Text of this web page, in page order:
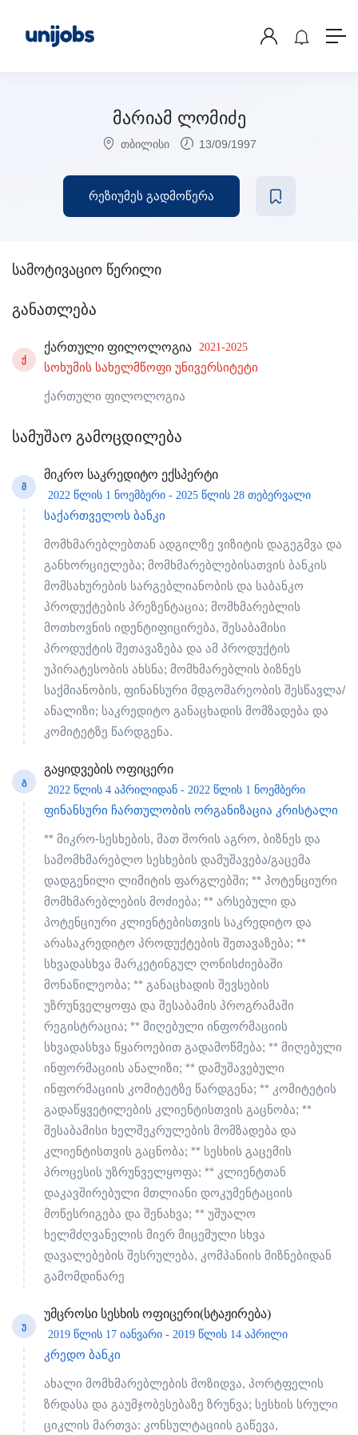
მარიამ ლომიძე
თბილისი 13/09/1997
რეზიუმეს გადმოწერა
სამოტივაციო წერილი
განათლება
Ქ
ქართული ფილოლოგია 2021-2025
სოხუმის სახელმწოფი უნივერსიტეტი
ქართული ფილოლოგია
სამუშაო გამოცდილება
Მ
მიკრო საკრედიტო ექსპერტი
2022 წლის 1 ნოემბერი - 2025 წლის 28 თებერვალი
საქართველოს ბანკი
მომხმარებლებთან ადგილზე ვიზიტის დაგეგმვა და
განხორციელება; მომხმარებლებისათვის ბანკის
მომსახურების სარგებლიანობის და საბანკო
პროდუქტების პრეზენტაცია; მომხმარებლის
მოთხოვნის იდენტიფიცირება, შესაბამისი
პროდუქტის შეთავაზება და ამ პროდუქტის
უპირატესობის ახსნა; მომხმარებლის ბიზნეს
საქმიანობის, ფინანსური მდგომარეობის შესწავლა/
ანალიზი; საკრედიტო განაცხადის მომზადება და
კომიტეტზე წარდგენა.
Გ
გაყიდვების ოფიცერი
2022 წლის 4 აპრილიდან - 2022 წლის 1 ნოემბერი
ფინანსური ჩართულობის ორგანიზაცია კრისტალი
** მიკრო-სესხების, მათ შორის აგრო, ბიზნეს და
სამომხმარებლო სესხების დამუშავება/გაცემა
დადგენილი ლიმიტის ფარგლებში; ** პოტენციური
მომხმარებლების მოძიება; ** არსებული და
პოტენციური კლიენტებისთვის საკრედიტო და
არასაკრედიტო პროდუქტების შეთავაზება; **
სხვადასხვა მარკეტინგულ ღონისძიებაში
მონაწილეობა; ** განაცხადის შევსების
უზრუნველყოფა და შესაბამის პროგრამაში
რეგისტრაცია; ** მიღებული ინფორმაციის
სხვადასხვა წყაროებით გადამოწმება; ** მიღებული
ინფორმაციის ანალიზი; ** დამუშავებული
ინფორმაციის კომიტეტზე წარდგენა; ** კომიტეტის
გადაწყვეტილების კლიენტისთვის გაცნობა; **
შესაბამისი ხელშეკრულების მომზადება და
კლიენტისთვის გაცნობა; ** სესხის გაცემის
პროცესის უზრუნველყოფა; ** კლიენტთან
დაკავშირებული მთლიანი დოკუმენტაციის
მოწესრიგება და შენახვა; ** უშუალო
ხელმძღვანელის მიერ მიცემული სხვა
დავალებების შესრულება, კომპანიის მიზნებიდან
გამომდინარე
Უ
უმცროსი სესხის ოფიცერი(სტაჟირება)
2019 წლის 17 იანვარი - 2019 წლის 14 აპრილი
კრედო ბანკი
ახალი მომხმარებლების მოზიდვა, პორტფელის
ზრდასა და გაუმჯობესებაზე ზრუნვა; სესხის სრული
ციკლის მართვა: კონსულტაციის გაწევა,